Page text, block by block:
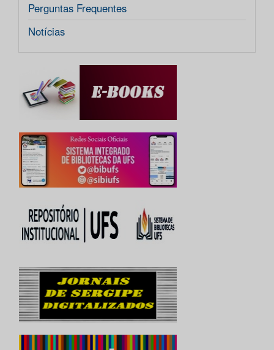
Perguntas Frequentes
Notícias